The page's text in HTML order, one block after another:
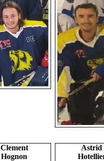
Clement
Hognon
Astrid